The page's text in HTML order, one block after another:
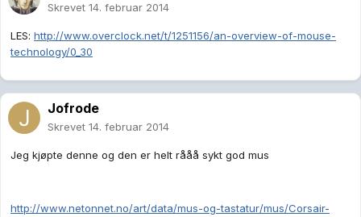
Skrevet 14. februar 2014
LES: http://www.overclock.net/t/1251156/an-overview-of-mouse-
technology/0_30
Jofrode
Skrevet 14. februar 2014
Jeg kjøpte denne og den er helt rååå sykt god mus
http://www.netonnet.no/art/data/mus-og-tastatur/mus/Corsair-